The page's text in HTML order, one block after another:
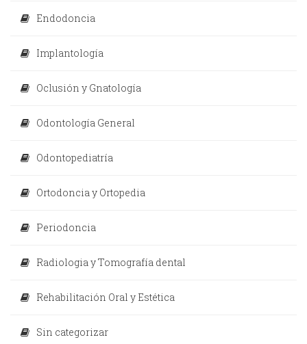
Endodoncia
Implantología
Oclusión y Gnatología
Odontología General
Odontopediatría
Ortodoncia y Ortopedia
Periodoncia
Radiologia y Tomografía dental
Rehabilitación Oral y Estética
Sin categorizar